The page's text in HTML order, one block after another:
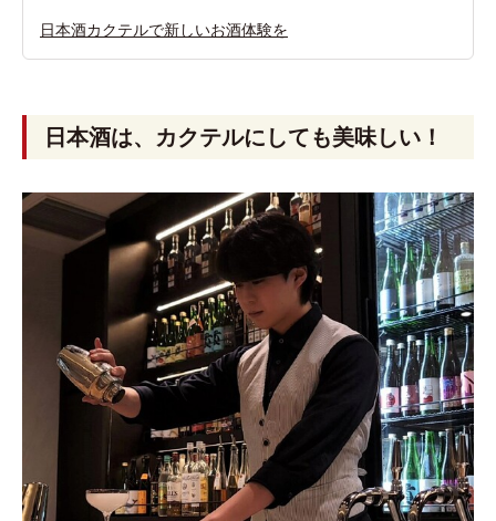
日本酒カクテルで新しいお酒体験を
日本酒は、カクテルにしても美味しい！